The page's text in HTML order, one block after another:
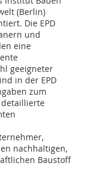
(Berlin)
Die EPD
und
eine
geeigneter
in der EPD
zum
detaillierte
nachhaltigen,
Baustoff